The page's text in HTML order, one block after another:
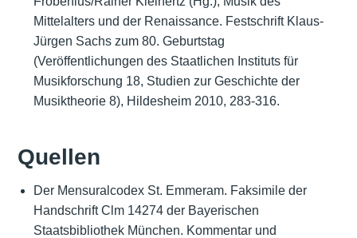
Mittelalters und der Renaissance. Festschrift Klaus-
Jürgen Sachs zum 80. Geburtstag
(Veröffentlichungen des Staatlichen Instituts für
Musikforschung 18, Studien zur Geschichte der
Musiktheorie 8), Hildesheim 2010, 283-316.
Quellen
Der Mensuralcodex St. Emmeram. Faksimile der
Handschrift Clm 14274 der Bayerischen
Staatsbibliothek München. Kommentar und